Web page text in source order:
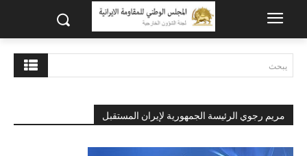
يبحث
مريم رجوي الرئيسة الجمهورية لإيران المستقبل